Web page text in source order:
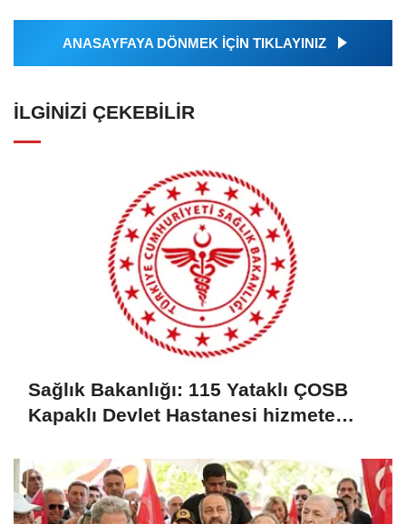
ANASAYFAYA DÖNMEK İÇİN TIKLAYINIZ
İLGINIZI ÇEKEBILIR
Sağlık Bakanlığı: 115 Yataklı ÇOSB
Kapaklı Devlet Hastanesi hizmete